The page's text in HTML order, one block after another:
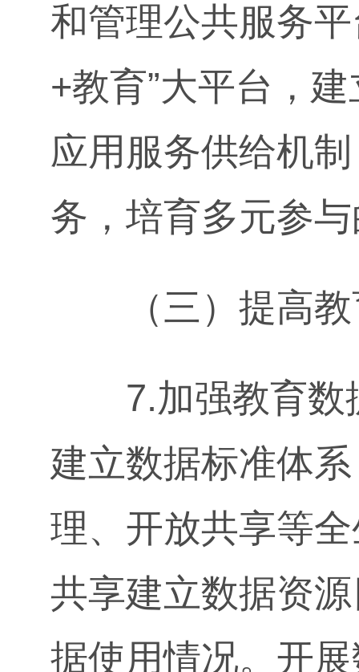
和管理公共服务
+教育”大平台，
应用服务供给机
务，培育多元参
（三）提高教
7.加强教育数据
建立数据标准体
理、开放共享等
共享建立数据资
据使用情况。开